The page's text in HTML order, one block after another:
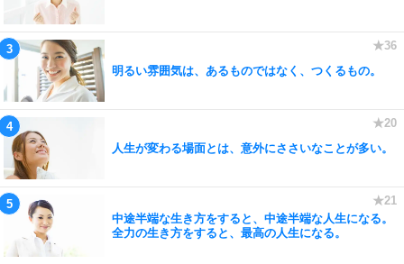
明るい雰囲気は、あるものではなく、つくるもの。
人生が変わる場面とは、意外にささいなことが多い。
中途半端な生き方をすると、中途半端な人生になる。
全力の生き方をすると、最高の人生になる。